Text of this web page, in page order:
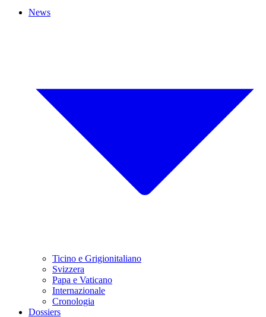
News
Ticino e Grigionitaliano
Svizzera
Papa e Vaticano
Internazionale
Cronologia
Dossiers